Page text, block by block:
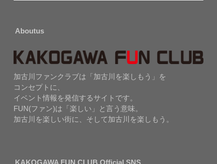
Aboutus
加古川ファンクラブは「加古川を楽しもう」を
コンセプトに、
イベント情報を発信するサイトです。
FUN(ファン)は「楽しい」と言う意味。
加古川を楽しい街に、そして加古川を楽しもう。